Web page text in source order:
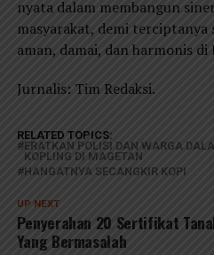
nyata dalam membangun
masyarakat, demi terciptanya
aman, damai, dan harmonis di
Jurnalis: Tim Redaksi.
RELATED TOPICS:
ERATKAN POLISI DAN WARGA
KOPLING DI MAGETAN
HANGATNYA SECANGKIR KOPI
UP NEXT
Penyerahan 20 Sertifikat
Yang Bermasalah